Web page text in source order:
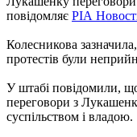
повідомляє РІА
Колесникова
протестів були
У штабі повідомили,
переговори з
суспільством і владою.